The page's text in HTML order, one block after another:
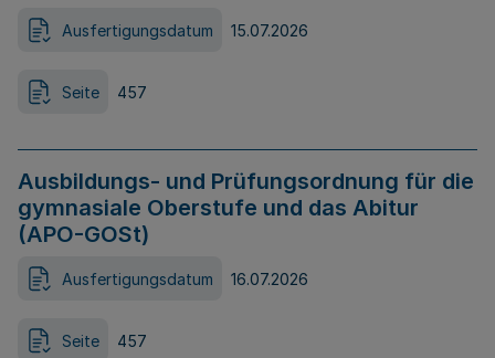
Ausfertigungsdatum 15.07.2026
Seite 457
Ausbildungs- und Prüfungsordnung für die
gymnasiale Oberstufe und das Abitur
(APO-GOSt)
Ausfertigungsdatum 16.07.2026
Seite 457